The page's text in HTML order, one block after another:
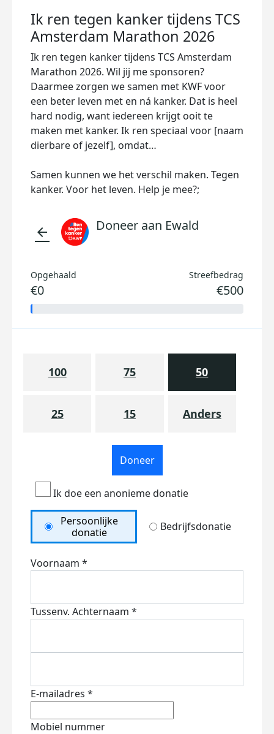
Ik ren tegen kanker tijdens TCS
Amsterdam Marathon 2026
Ik ren tegen kanker tijdens TCS Amsterdam
Marathon 2026. Wil jij me sponsoren?
Daarmee zorgen we samen met KWF voor
een beter leven met en ná kanker. Dat is heel
hard nodig, want iedereen krijgt ooit te
maken met kanker. Ik ren speciaal voor [naam
dierbare of jezelf], omdat…
Samen kunnen we het verschil maken. Tegen
kanker. Voor het leven. Help je mee?;
arrow_back Doneer aan Ewald
Opgehaald
€0
Streefbedrag
€500
100 75 50
25 15 Anders
Doneer
Ik doe een anonieme donatie
Persoonlijke
donatie
Bedrijfsdonatie
Voornaam *
Tussenv. Achternaam *
E-mailadres *
Mobiel nummer